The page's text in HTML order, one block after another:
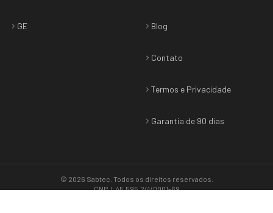
GE Blog
Contato
Termos e Privacidade
Garantia de 90 dias
© 2026 Sabtec . Todos os direitos reservados.
CNPJ: 45.595.241/0001-69